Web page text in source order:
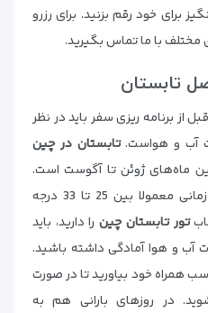
برای خود رقم بزنید. برای رزرو
با ما تماس بگیرید.
تابستان
از برنامه ریزی سفر باید در نظر
آب و هواست.تابستان در چین
ماه‌های ژوئن تا آگوست است.
متوسط دمای هوا در این بازه زمانی معمولا بین 25 تا 33 درجه
تور تابستان چینرا دارید، باید
آب و هوا آمادگی داشته باشید.
همراه خود بیاورید تا در صورت
در روزهای بارانی هم به